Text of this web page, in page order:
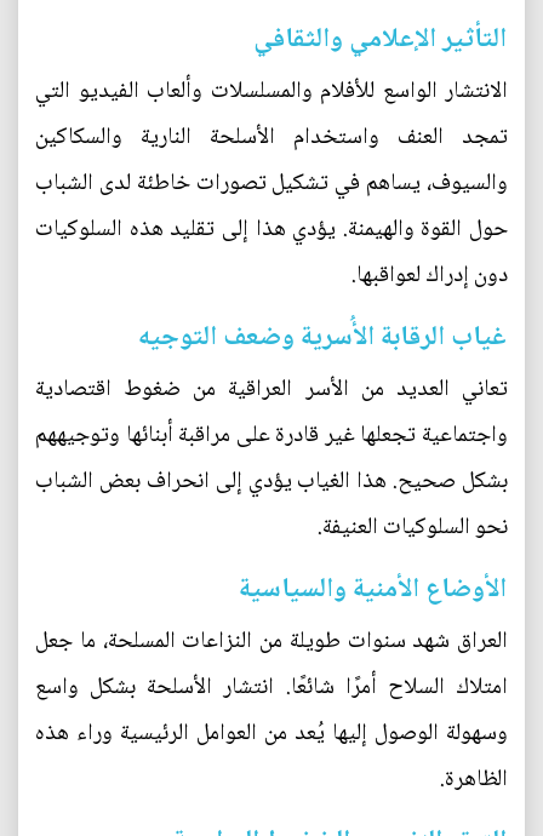
التأثير الإعلامي والثقافي
الانتشار الواسع للأفلام والمسلسلات وألعاب الفيديو التي
تمجد العنف واستخدام الأسلحة النارية والسكاكين
والسيوف، يساهم في تشكيل تصورات خاطئة لدى الشباب
حول القوة والهيمنة. يؤدي هذا إلى تقليد هذه السلوكيات
دون إدراك لعواقبها.
غياب الرقابة الأُسرية وضعف التوجيه
تعاني العديد من الأسر العراقية من ضغوط اقتصادية
واجتماعية تجعلها غير قادرة على مراقبة أبنائها وتوجيههم
بشكل صحيح. هذا الغياب يؤدي إلى انحراف بعض الشباب
نحو السلوكيات العنيفة.
الأوضاع الأمنية والسياسية
العراق شهد سنوات طويلة من النزاعات المسلحة، ما جعل
امتلاك السلاح أمرًا شائعًا. انتشار الأسلحة بشكل واسع
وسهولة الوصول إليها يُعد من العوامل الرئيسية وراء هذه
الظاهرة.